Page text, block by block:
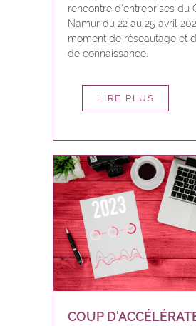
rencontre d'entreprises du
Namur du 22 au 25 avril
moment de réseautage et
de connaissance.
LIRE PLUS
COUP